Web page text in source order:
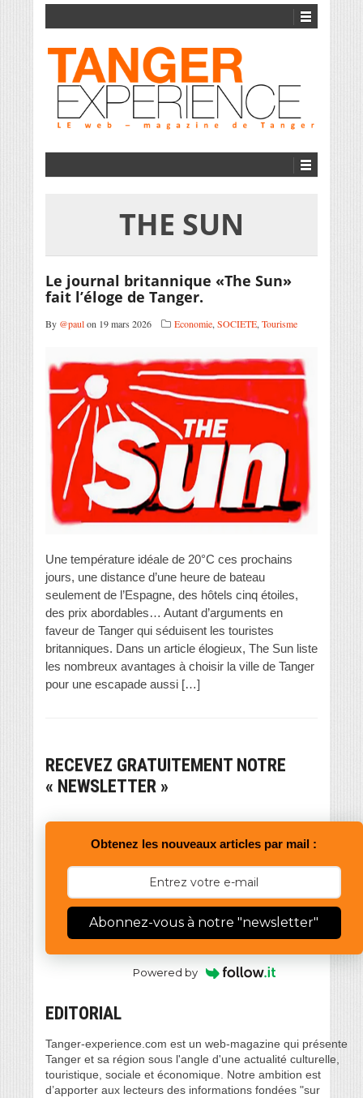
THE SUN
Le journal britannique «The Sun»
fait l’éloge de Tanger.
By @paulon 19 mars 2026 Economie, SOCIETE, Tourisme
Une température idéale de 20°C ces prochains
jours, une distance d’une heure de bateau
seulement de l’Espagne, des hôtels cinq étoiles,
des prix abordables… Autant d’arguments en
faveur de Tanger qui séduisent les touristes
britanniques. Dans un article élogieux, The Sun liste
les nombreux avantages à choisir la ville de Tanger
pour une escapade aussi […]
RECEVEZ GRATUITEMENT NOTRE
« NEWSLETTER »
Obtenez les nouveaux articles par mail :
Abonnez-vous à notre "newsletter"
Powered by
EDITORIAL
Tanger-experience.com est un web-magazine qui présente
Tanger et sa région sous l'angle d'une actualité culturelle,
touristique, sociale et économique. Notre ambition est
d’apporter aux lecteurs des informations fondées "sur